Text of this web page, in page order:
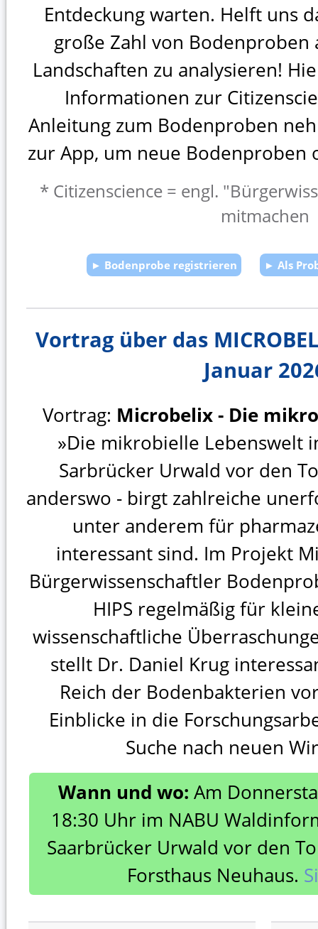
Entdeckung warten. Helft uns
große Zahl von Bodenproben
Landschaften zu analysieren!
Informationen zur
Anleitung zum Bodenproben
zur App, um neue Bodenproben
* Citizenscience = engl.
mitmachen
► Bodenprobe registrieren ► Als
Vortrag über das
Januar
Vortrag: Microbelix - Die
»Die mikrobielle Lebenswelt
Sarbrücker Urwald vor den
anderswo - birgt zahlreiche
unter anderem für
interessant sind. Im Projekt
Bürgerwissenschaftler
HIPS regelmäßig für
wissenschaftliche
stellt Dr. Daniel Krug
Reich der Bodenbakterien
Einblicke in die
Suche nach neuen
Wann und wo: Am
18:30 Uhr im NABU
Saarbrücker Urwald vor den
Forsthaus Neuhaus.